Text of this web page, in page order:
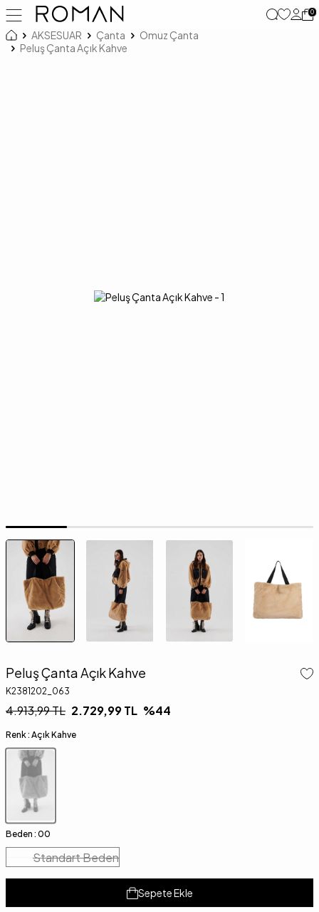
0
AKSESUAR Çanta
Omuz Çanta
Peluş Çanta Açık Kahve
Peluş Çanta Açık Kahve
K2381202_063
4.913,99TL 2.729,99TL %44
Renk : Açık Kahve
Beden : 00
Standart Beden
Sepete Ekle